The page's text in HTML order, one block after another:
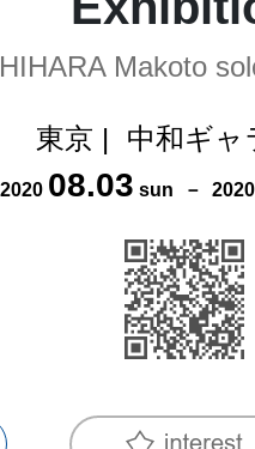
Makoto
東京 | 中和ギャ
2020 08.03 sun － 2020